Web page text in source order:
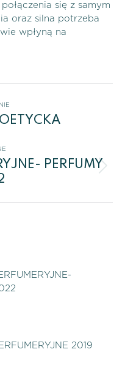
się z samym
oraz silna potrzeba
wpłyną na
PERFUMY
2019